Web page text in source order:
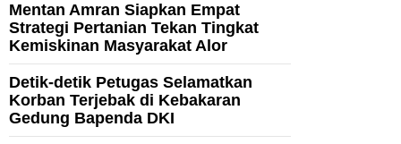
Mentan Amran Siapkan Empat
Strategi Pertanian Tekan Tingkat
Kemiskinan Masyarakat Alor
Detik-detik Petugas Selamatkan
Korban Terjebak di Kebakaran
Gedung Bapenda DKI